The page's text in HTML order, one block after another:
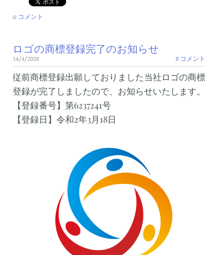
0 コメント
ロゴの商標登録完了のお知らせ
14/4/2020 0 コメント
従前商標登録出願しておりました当社ロゴの商標
登録が完了しましたので、お知らせいたします。
【登録番号】第6237241号
【登録日】令和2年3月18日